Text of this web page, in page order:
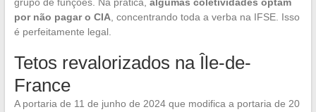
por não pagar o CIA, concentrando toda a verba na IFSE. Isso
é perfeitamente legal.
Tetos revalorizados na Île-de-
France
A portaria de 11 de junho de 2024 que modifica a portaria de 20